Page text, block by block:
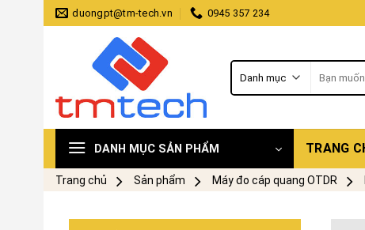
Skip
to
duongpt@tm-tech.vn 0945 357 234
kiếm:
DANH MỤC SẢN PHẨM TRANG
Trang chủ Sản phẩm Máy đo cáp quang OTDR